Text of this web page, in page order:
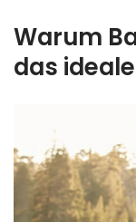
Warum
das